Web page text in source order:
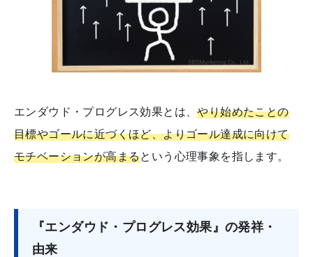
エンダウド・プログレス効果とは、やり始めたことの
目標やゴールに近づくほど、よりゴール達成に向けて
モチベーションが高まるという心理事象を指します。
『エンダウド・プログレス効果』の発祥・
由来